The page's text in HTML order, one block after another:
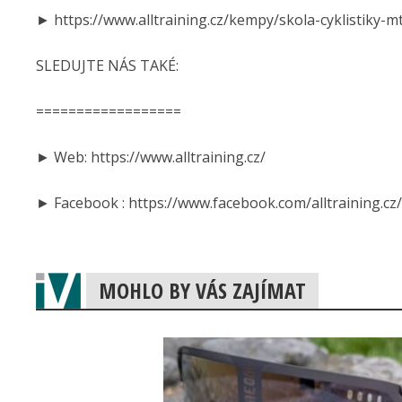
► https://www.alltraining.cz/kempy/skola-cyklistiky-
SLEDUJTE NÁS TAKÉ:
==================
► Web: https://www.alltraining.cz/
► Facebook : https://www.facebook.com/alltraining.cz/
MOHLO BY VÁS ZAJÍMAT